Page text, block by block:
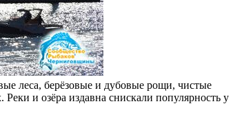
леса, берёзовые и дубовые рощи, чистые
и озёра издавна снискали популярность у